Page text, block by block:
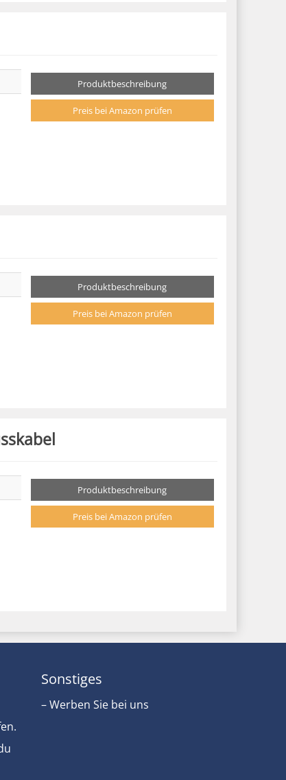
Produktbeschreibung
Preis bei Amazon prüfen
Produktbeschreibung
Preis bei Amazon prüfen
Produktbeschreibung
Preis bei Amazon prüfen
Sonstiges
– Werben Sie bei uns